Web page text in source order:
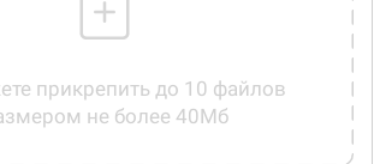
прикрепить до 10 файлов
не более 40Мб